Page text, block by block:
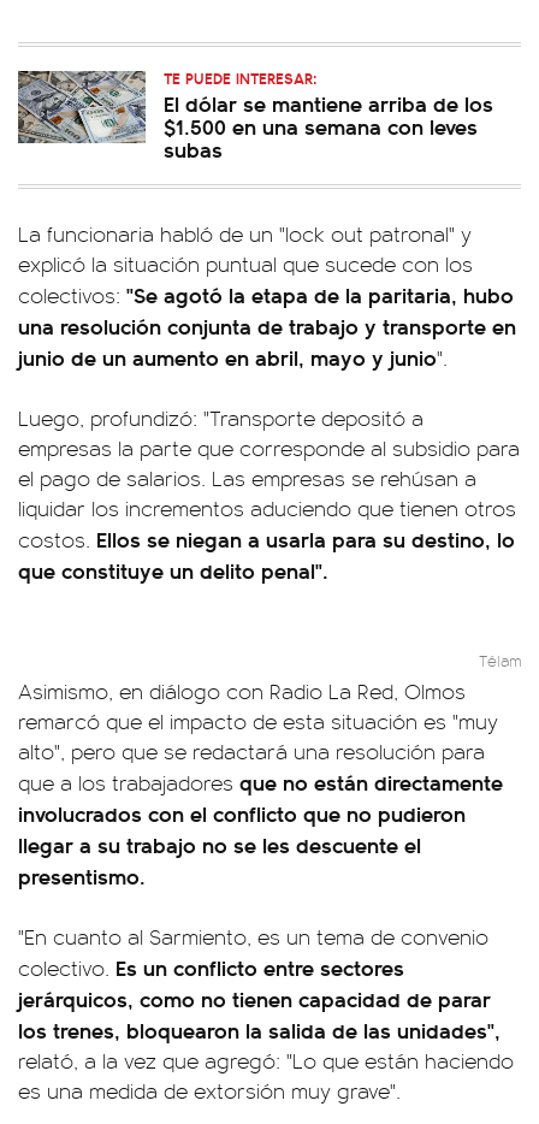
TE PUEDE INTERESAR:
El dólar se mantiene arriba de los
$1.500 en una semana con leves
subas
La funcionaria habló de un "lock out patronal" y
explicó la situación puntual que sucede con los
colectivos: "Se agotó la etapa de la paritaria, hubo
una resolución conjunta de trabajo y transporte en
junio de un aumento en abril, mayo y junio".
Luego, profundizó: "Transporte depositó a
empresas la parte que corresponde al subsidio para
el pago de salarios. Las empresas se rehúsan a
liquidar los incrementos aduciendo que tienen otros
costos. Ellos se niegan a usarla para su destino, lo
que constituye un delito penal".
Télam
Asimismo, en diálogo con Radio La Red, Olmos
remarcó que el impacto de esta situación es "muy
alto", pero que se redactará una resolución para
que a los trabajadores que no están directamente
involucrados con el conflicto que no pudieron
llegar a su trabajo no se les descuente el
presentismo.
"En cuanto al Sarmiento, es un tema de convenio
colectivo. Es un conflicto entre sectores
jerárquicos, como no tienen capacidad de parar
los trenes, bloquearon la salida de las unidades",
relató, a la vez que agregó: "Lo que están haciendo
es una medida de extorsión muy grave".